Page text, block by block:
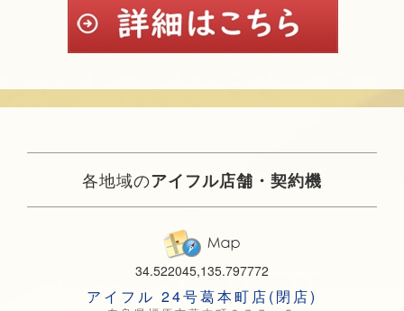
各地域のアイフル店舗・契約機
34.522045,135.797772
アイフル 24号葛本町店(閉店)